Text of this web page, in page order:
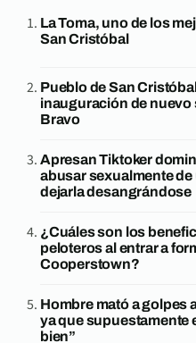
La Toma, uno de los
San Cristóbal
Pueblo de San
inauguración de
Bravo
Apresan Tiktoker
abusar sexualmente de
dejarla desangrándose
¿Cuáles son los
peloteros al entrar a
Cooperstown?
Hombre mató a golpes
ya que supuestamente
bien”